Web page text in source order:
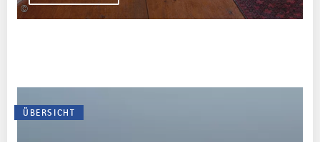
©
ÜBERSICHT